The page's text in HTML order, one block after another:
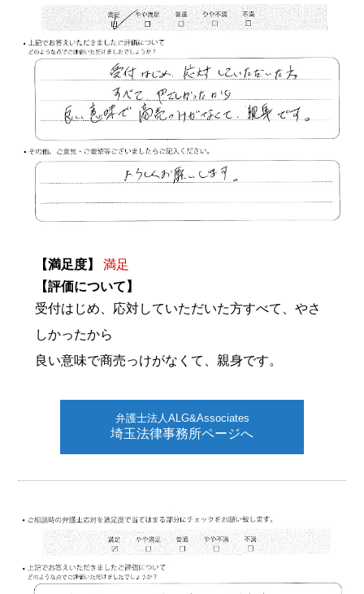
【満足度】
満足
【評価について】
受付はじめ、応対していただいた方すべて、やさ
しかったから
良い意味で商売っけがなくて、親身です。
弁護士法人ALG&Associates
埼玉法律事務所ページへ